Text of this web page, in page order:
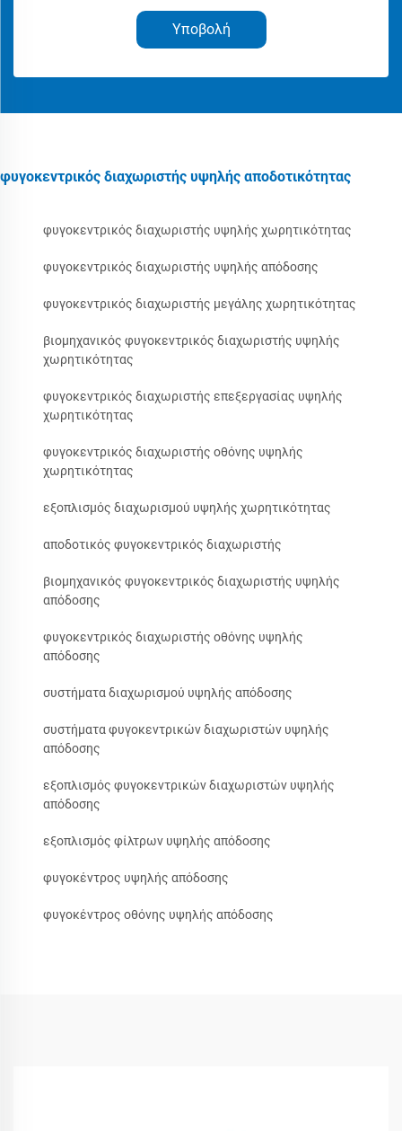
Υποβολή
φυγοκεντρικός διαχωριστής υψηλής αποδοτικότητας
φυγοκεντρικός διαχωριστής υψηλής χωρητικότητας
φυγοκεντρικός διαχωριστής υψηλής απόδοσης
φυγοκεντρικός διαχωριστής μεγάλης χωρητικότητας
βιομηχανικός φυγοκεντρικός διαχωριστής υψηλής
χωρητικότητας
φυγοκεντρικός διαχωριστής επεξεργασίας υψηλής
χωρητικότητας
φυγοκεντρικός διαχωριστής οθόνης υψηλής
χωρητικότητας
εξοπλισμός διαχωρισμού υψηλής χωρητικότητας
αποδοτικός φυγοκεντρικός διαχωριστής
βιομηχανικός φυγοκεντρικός διαχωριστής υψηλής
απόδοσης
φυγοκεντρικός διαχωριστής οθόνης υψηλής
απόδοσης
συστήματα διαχωρισμού υψηλής απόδοσης
συστήματα φυγοκεντρικών διαχωριστών υψηλής
απόδοσης
εξοπλισμός φυγοκεντρικών διαχωριστών υψηλής
απόδοσης
εξοπλισμός φίλτρων υψηλής απόδοσης
φυγοκέντρος υψηλής απόδοσης
φυγοκέντρος οθόνης υψηλής απόδοσης